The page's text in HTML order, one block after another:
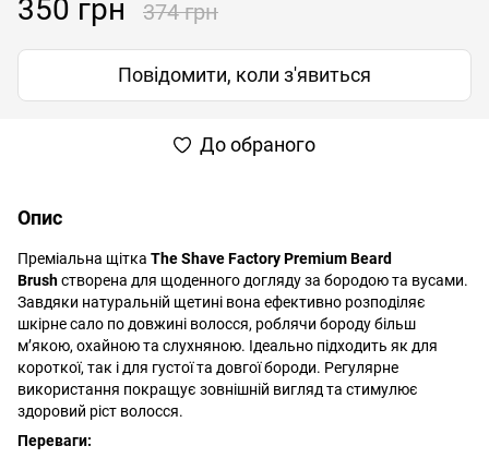
350 грн 374 грн
Повідомити, коли з'явиться
До обраного
Опис
Преміальна щітка The Shave Factory Premium Beard
Brushстворена для щоденного догляду за бородою та вусами.
Завдяки натуральній щетині вона ефективно розподіляє
шкірне сало по довжині волосся, роблячи бороду більш
м’якою, охайною та слухняною. Ідеально підходить як для
короткої, так і для густої та довгої бороди. Регулярне
використання покращує зовнішній вигляд та стимулює
здоровий ріст волосся.
Переваги: